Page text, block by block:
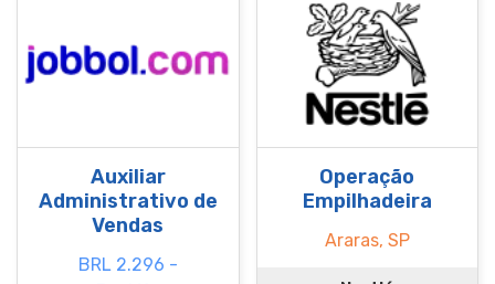
Auxiliar
Administrativo de
Vendas
BRL 2.296 -
Operação
Empilhadeira
Araras, SP